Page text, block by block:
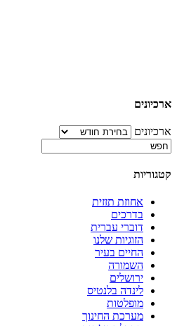
ארכיונים
ארכיונים
קטגוריות
אחוזת תזזית
בדרכים
דוברי עברית
הזוגיות שלנו
החיים בעיר
השמורה
ירושלים
לינדה בלנטיס
מופלטות
מערכת החינוך